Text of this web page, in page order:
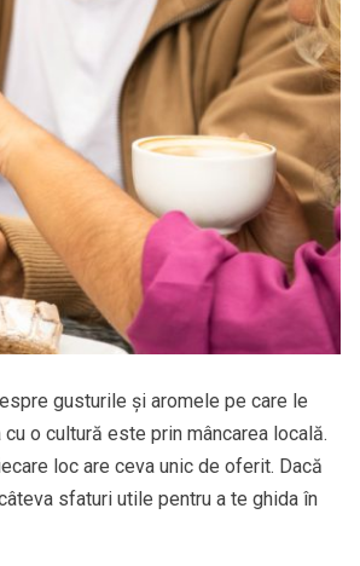
gusturile și aromele pe care le
o cultură este prin mâncarea locală.
loc are ceva unic de oferit. Dacă
sfaturi utile pentru a te ghida în